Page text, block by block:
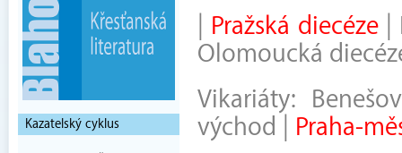
Kazatelský cyklus
Pražská diecéze|
Olomoucká
Vikariáty: Benešov
východ
Praha-